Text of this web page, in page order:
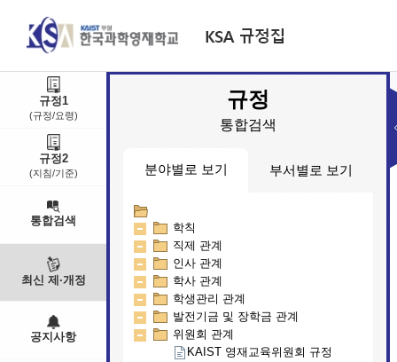
규정1
(규정/요령)
규정2
(지침/기준)
통합검색
최신 제·개정
공지사항
규정
통합검색
분야별로 보기
학칙
직제 관계
인사 관계
학사 관계
학생관리 관계
발전기금 및 장학금 관계
위원회 관계
KAIST 영재교육위원회 규정
부서별로 보기
교무연구부
대외기획부
학생생활부
행정지원부
인문예술학부
입학팀